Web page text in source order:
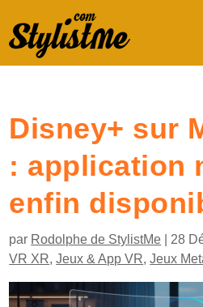
Disney+ sur
: application
enfin
par Rodolphe de StylistMe 28
VR XR,Jeux & App VR,Jeux